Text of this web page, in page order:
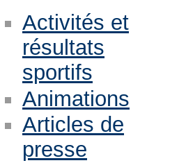
Activités et
résultats
sportifs
Animations
Articles de
presse